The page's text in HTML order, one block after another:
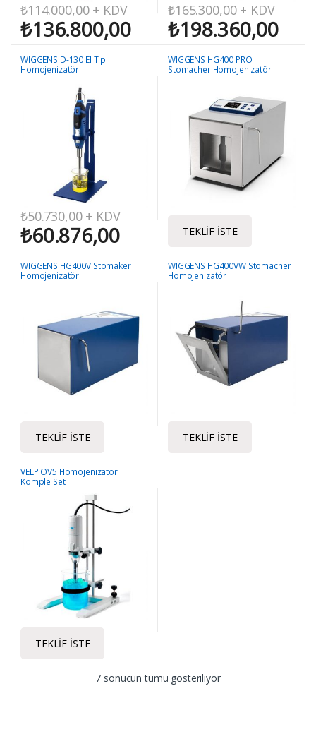
₺114.000,00+ KDV
₺136.800,00
₺165.300,00+ KDV
₺198.360,00
WIGGENS D-130 El Tipi
Homojenizatör
₺50.730,00+ KDV
₺60.876,00
WIGGENS HG400 PRO
Stomacher Homojenizatör
TEKLIF İSTE
WIGGENS HG400V Stomaker
Homojenizatör
TEKLIF İSTE
WIGGENS HG400VW Stomacher
Homojenizatör
TEKLIF İSTE
VELP OV5 Homojenizatör
Komple Set
TEKLIF İSTE
7 sonucun tümü gösteriliyor